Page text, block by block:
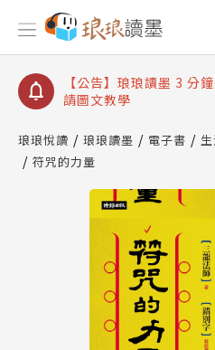
【公告】琅琅讀墨數位
【公告】琅琅讀墨書櫃
【公告】琅琅讀墨 3 分
請圖文教學
查詢
【公告】琅琅讀墨數位閱
琅琅悅讀 琅琅讀墨 電子書
符咒的力量